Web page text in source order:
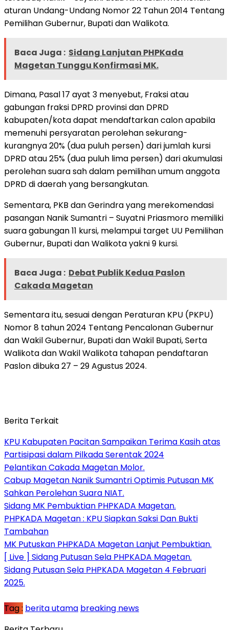
aturan Undang-Undang Nomor 22 Tahun 2014 Tentang
Pemilihan Gubernur, Bupati dan Walikota.
Baca Juga : Sidang Lanjutan PHPKada
Magetan Tunggu Konfirmasi MK.
Dimana, Pasal 17 ayat 3 menyebut, Fraksi atau
gabungan fraksi DPRD provinsi dan DPRD
kabupaten/kota dapat mendaftarkan calon apabila
memenuhi persyaratan perolehan sekurang-
kurangnya 20% (dua puluh persen) dari jumlah kursi
DPRD atau 25% (dua puluh lima persen) dari akumulasi
perolehan suara sah dalam pemilihan umum anggota
DPRD di daerah yang bersangkutan.
Sementara, PKB dan Gerindra yang merekomendasi
pasangan Nanik Sumantri – Suyatni Priasmoro memiliki
suara gabungan 11 kursi, melampui target UU Pemilihan
Gubernur, Bupati dan Walikota yakni 9 kursi.
Baca Juga : Debat Publik Kedua Paslon
Cakada Magetan
Sementara itu, sesuai dengan Peraturan KPU (PKPU)
Nomor 8 tahun 2024 Tentang Pencalonan Gubernur
dan Wakil Gubernur, Bupati dan Wakil Bupati, Serta
Walikota dan Wakil Walikota tahapan pendaftaran
Paslon dibuka 27 – 29 Agustus 2024.
Berita Terkait
KPU Kabupaten Pacitan Sampaikan Terima Kasih atas
Partisipasi dalam Pilkada Serentak 2024
Pelantikan Cakada Magetan Molor.
Cabup Magetan Nanik Sumantri Optimis Putusan MK
Sahkan Perolehan Suara NIAT.
Sidang MK Pembuktian PHPKADA Magetan.
PHPKADA Magetan : KPU Siapkan Saksi Dan Bukti
Tambahan
MK Putuskan PHPKADA Magetan Lanjut Pembuktian.
[ Live ] Sidang Putusan Sela PHPKADA Magetan.
Sidang Putusan Sela PHPKADA Magetan 4 Februari
2025.
Tag : berita utama breaking news